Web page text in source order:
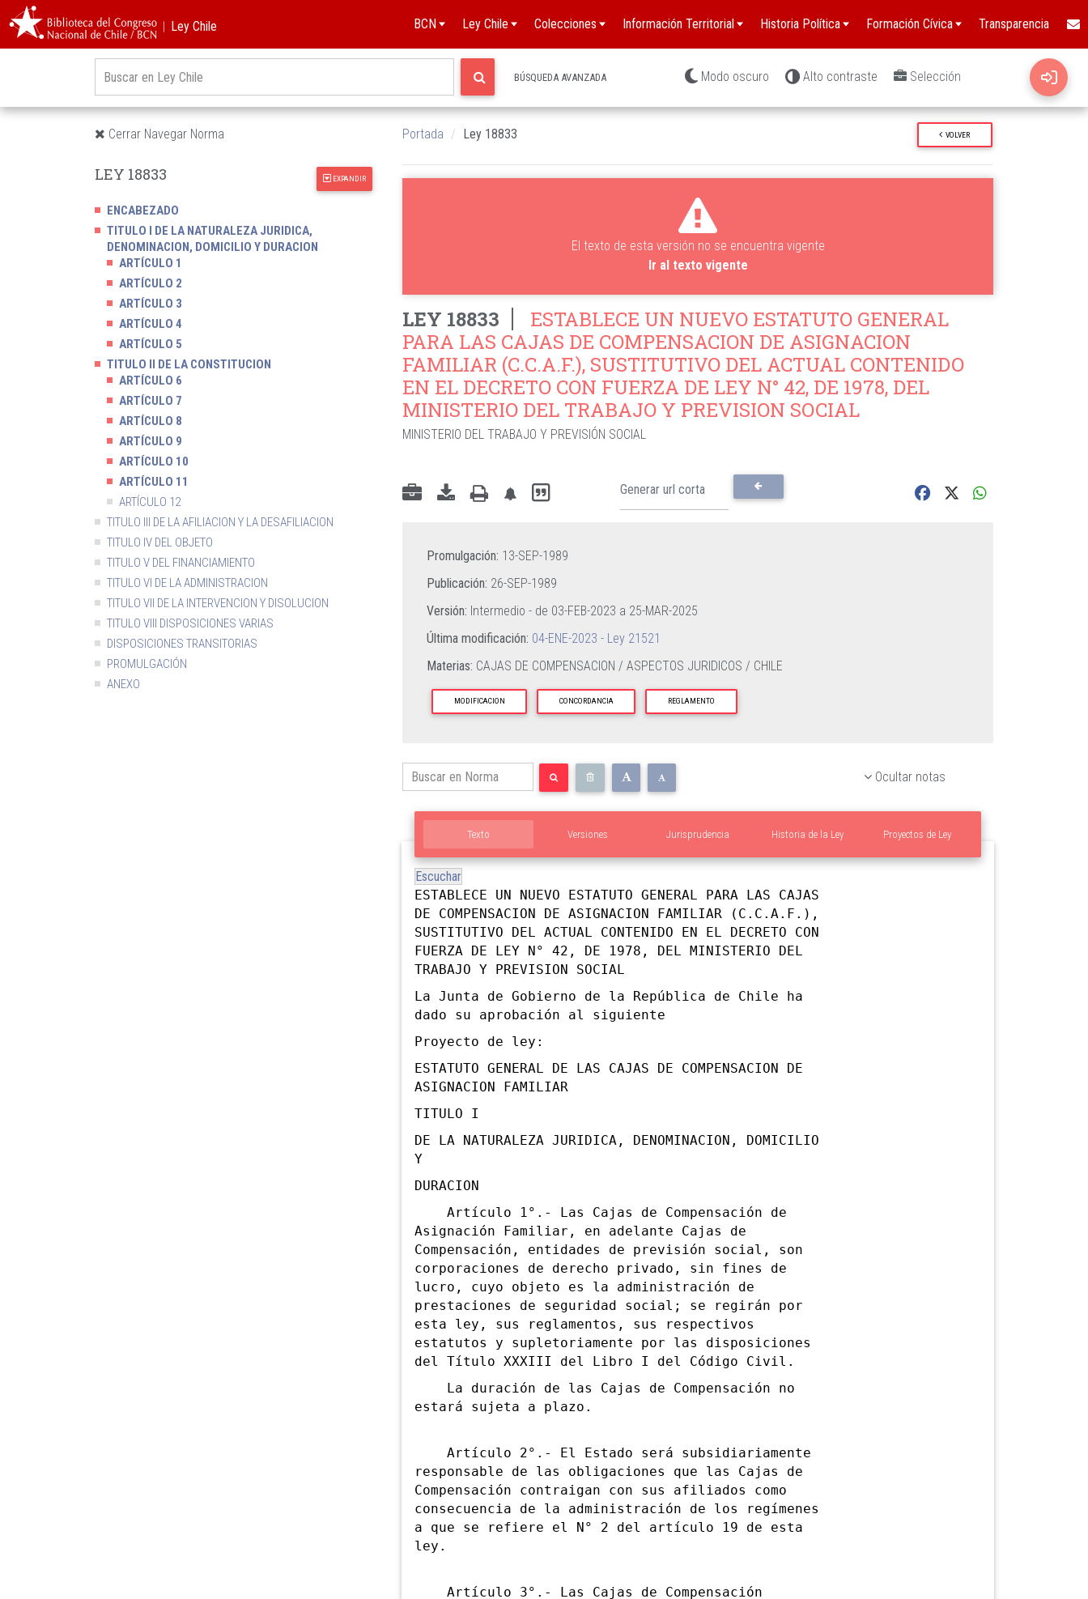
︱Ley Chile BCN Ley Chile Colecciones Información Territorial Historia Política Formación Cívica Transparencia
BÚSQUEDA AVANZADA Modo oscuro Alto contraste Selección
Cerrar Navegar Norma Portada Ley 18833 VOLVER
LEY 18833 EXPANDIR
ENCABEZADO
TITULO I DE LA NATURALEZA JURIDICA,
DENOMINACION, DOMICILIO Y DURACION
ARTÍCULO 1
ARTÍCULO 2
ARTÍCULO 3
ARTÍCULO 4
ARTÍCULO 5
TITULO II DE LA CONSTITUCION
ARTÍCULO 6
ARTÍCULO 7
ARTÍCULO 8
ARTÍCULO 9
ARTÍCULO 10
ARTÍCULO 11
ARTÍCULO 12
TITULO III DE LA AFILIACION Y LA DESAFILIACION
TITULO IV DEL OBJETO
TITULO V DEL FINANCIAMIENTO
TITULO VI DE LA ADMINISTRACION
TITULO VII DE LA INTERVENCION Y DISOLUCION
TITULO VIII DISPOSICIONES VARIAS
DISPOSICIONES TRANSITORIAS
PROMULGACIÓN
ANEXO
El texto de esta versión no se encuentra vigente
Ir al texto vigente
LEY 18833
ESTABLECE UN NUEVO ESTATUTO GENERAL
PARA LAS CAJAS DE COMPENSACION DE ASIGNACION
FAMILIAR (C.C.A.F.), SUSTITUTIVO DEL ACTUAL CONTENIDO
EN EL DECRETO CON FUERZA DE LEY N° 42, DE 1978, DEL
MINISTERIO DEL TRABAJO Y PREVISION SOCIAL
MINISTERIO DEL TRABAJO Y PREVISIÓN SOCIAL
Promulgación: 13-SEP-1989
Publicación: 26-SEP-1989
Versión: Intermedio - de 03-FEB-2023 a 25-MAR-2025
Última modificación: 04-ENE-2023 - Ley 21521
Materias: CAJAS DE COMPENSACION / ASPECTOS JURIDICOS / CHILE
MODIFICACION CONCORDANCIA REGLAMENTO
Ocultar notas
Texto Versiones Jurisprudencia Proyectos de Ley
Historia de la Ley
Escuchar
ESTABLECE UN NUEVO ESTATUTO GENERAL PARA LAS CAJAS
DE COMPENSACION DE ASIGNACION FAMILIAR (C.C.A.F.),
SUSTITUTIVO DEL ACTUAL CONTENIDO EN EL DECRETO CON
FUERZA DE LEY N° 42, DE 1978, DEL MINISTERIO DEL
TRABAJO Y PREVISION SOCIAL
La Junta de Gobierno de la República de Chile ha
dado su aprobación al siguiente
Proyecto de ley:
ESTATUTO GENERAL DE LAS CAJAS DE COMPENSACION DE
ASIGNACION FAMILIAR
TITULO I
DE LA NATURALEZA JURIDICA, DENOMINACION, DOMICILIO
Y
DURACION
Artículo 1°.- Las Cajas de Compensación de
Asignación Familiar, en adelante Cajas de
Compensación, entidades de previsión social, son
corporaciones de derecho privado, sin fines de
lucro, cuyo objeto es la administración de
prestaciones de seguridad social; se regirán por
esta ley, sus reglamentos, sus respectivos
estatutos y supletoriamente por las disposiciones
del Título XXXIII del Libro I del Código Civil.
La duración de las Cajas de Compensación no
estará sujeta a plazo.
Artículo 2°.- El Estado será subsidiariamente
responsable de las obligaciones que las Cajas de
Compensación contraigan con sus afiliados como
consecuencia de la administración de los regímenes
a que se refiere el N° 2 del artículo 19 de esta
ley.
Artículo 3°.- Las Cajas de Compensación